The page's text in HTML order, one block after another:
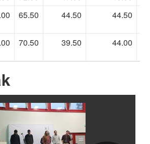
65.50 44.50 44.50
70.50 39.50 44.00